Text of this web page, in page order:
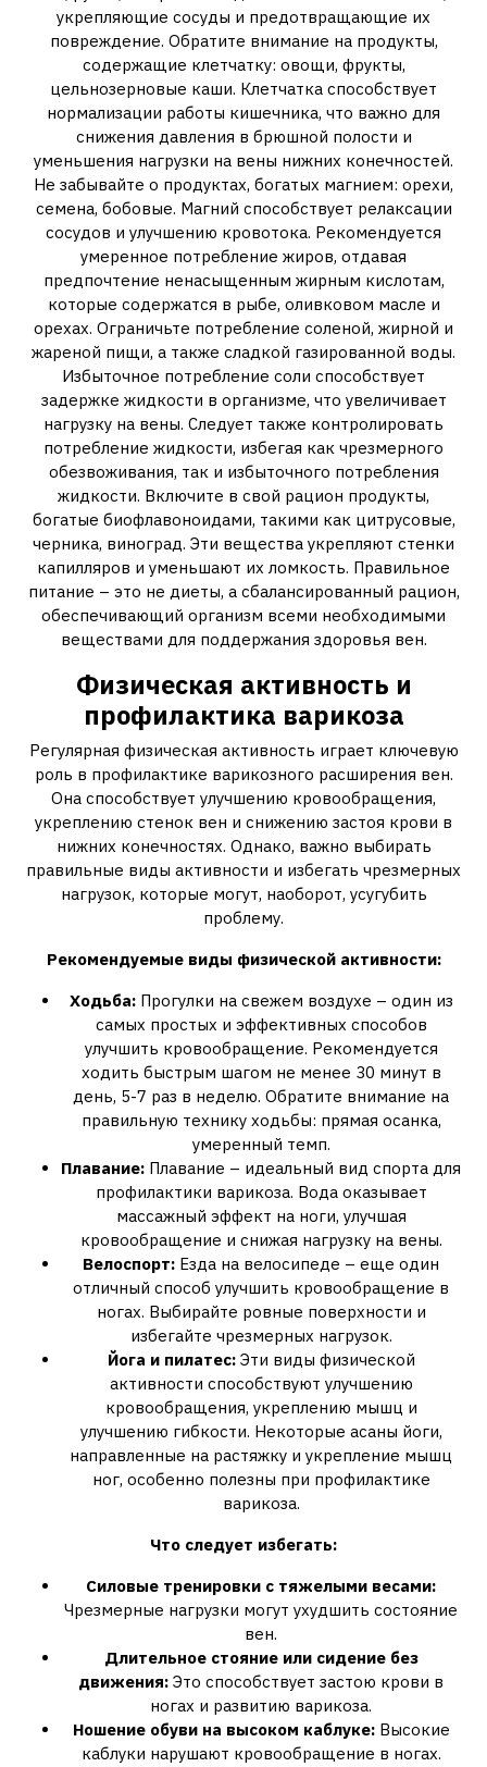
укрепляющие сосуды и предотвращающие их
повреждение. Обратите внимание на продукты,
содержащие клетчатку: овощи, фрукты,
цельнозерновые каши. Клетчатка способствует
нормализации работы кишечника, что важно для
снижения давления в брюшной полости и
уменьшения нагрузки на вены нижних конечностей.
Не забывайте о продуктах, богатых магнием: орехи,
семена, бобовые. Магний способствует релаксации
сосудов и улучшению кровотока. Рекомендуется
умеренное потребление жиров, отдавая
предпочтение ненасыщенным жирным кислотам,
которые содержатся в рыбе, оливковом масле и
орехах. Ограничьте потребление соленой, жирной и
жареной пищи, а также сладкой газированной воды.
Избыточное потребление соли способствует
задержке жидкости в организме, что увеличивает
нагрузку на вены. Следует также контролировать
потребление жидкости, избегая как чрезмерного
обезвоживания, так и избыточного потребления
жидкости. Включите в свой рацион продукты,
богатые биофлавоноидами, такими как цитрусовые,
черника, виноград. Эти вещества укрепляют стенки
капилляров и уменьшают их ломкость. Правильное
питание – это не диеты, а сбалансированный рацион,
обеспечивающий организм всеми необходимыми
веществами для поддержания здоровья вен.
Физическая активность и
профилактика варикоза
Регулярная физическая активность играет ключевую
роль в профилактике варикозного расширения вен.
Она способствует улучшению кровообращения,
укреплению стенок вен и снижению застоя крови в
нижних конечностях. Однако, важно выбирать
правильные виды активности и избегать чрезмерных
нагрузок, которые могут, наоборот, усугубить
проблему.
Рекомендуемые виды физической активности:
Ходьба:Прогулки на свежем воздухе – один из
самых простых и эффективных способов
улучшить кровообращение. Рекомендуется
ходить быстрым шагом не менее 30 минут в
день, 5-7 раз в неделю. Обратите внимание на
правильную технику ходьбы: прямая осанка,
умеренный темп.
Плавание: Плавание – идеальный вид спорта для
профилактики варикоза. Вода оказывает
массажный эффект на ноги, улучшая
кровообращение и снижая нагрузку на вены.
Велоспорт: Езда на велосипеде – еще один
отличный способ улучшить кровообращение в
ногах. Выбирайте ровные поверхности и
избегайте чрезмерных нагрузок.
Йога и пилатес:Эти виды физической
активности способствуют улучшению
кровообращения, укреплению мышц и
улучшению гибкости. Некоторые асаны йоги,
направленные на растяжку и укрепление мышц
ног, особенно полезны при профилактике
варикоза.
Что следует избегать:
Силовые тренировки с тяжелыми весами:
Чрезмерные нагрузки могут ухудшить состояние
вен.
Длительное стояние или сидение без
движения: Это способствует застою крови в
ногах и развитию варикоза.
Ношение обуви на высоком каблуке:Высокие
каблуки нарушают кровообращение в ногах.